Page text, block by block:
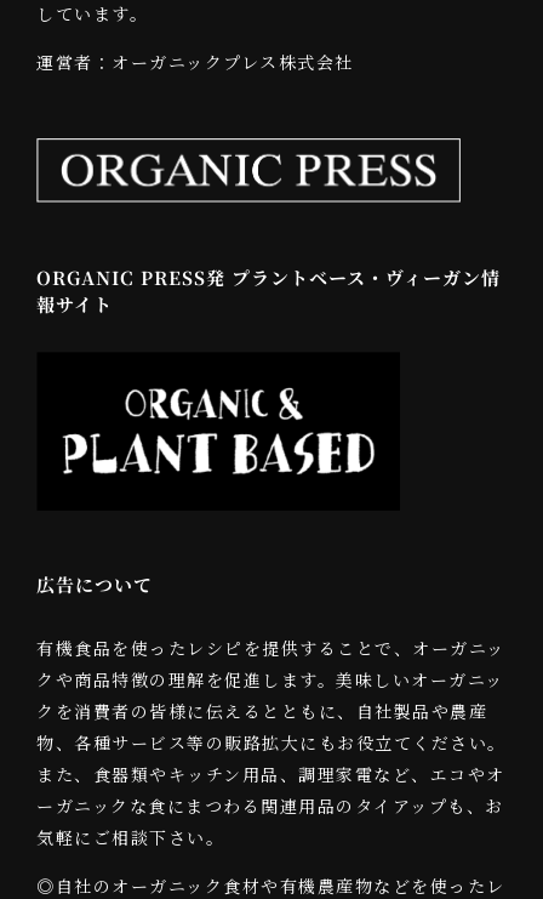
しています。
運営者：オーガニックプレス株式会社
ORGANIC PRESS発 プラントベース・ヴィーガン情
報サイト
広告について
有機食品を使ったレシピを提供することで、オーガニッ
クや商品特徴の理解を促進します。美味しいオーガニッ
クを消費者の皆様に伝えるとともに、自社製品や農産
物、各種サービス等の販路拡大にもお役立てください。
また、食器類やキッチン用品、調理家電など、エコやオ
ーガニックな食にまつわる関連用品のタイアップも、お
気軽にご相談下さい。
◎自社のオーガニック食材や有機農産物などを使ったレ